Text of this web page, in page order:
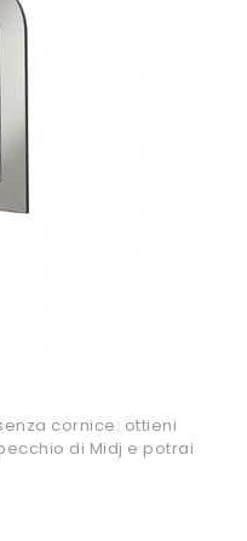
cornice: ottieni
di Midj e potrai